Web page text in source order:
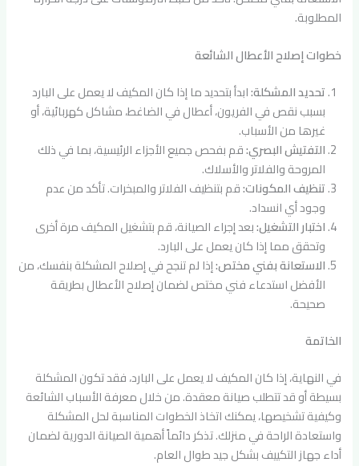
المطلوبة.
خطوات إصلاح الأعطال الشائعة
تحديد المشكلة:ابدأ بتحديد ما إذا كان المكيف لا يعمل على البارد
بسبب نقص في الفريون، أعطال في الضاغط، مشاكل كهربائية، أو
غيرها من الأسباب.
التفتيش البصري:قم بفحص جميع الأجزاء الرئيسية، بما في ذلك
المروحة والفلاتر والأسلاك.
تنظيف المكونات:قم بتنظيف الفلاتر والمبخرات. تأكد من عدم
وجود أي انسداد.
اختبار التشغيل:بعد إجراء الصيانة، قم بتشغيل المكيف مرة أخرى
وتحقق مما إذا كان يعمل على البارد.
الاستعانة بفني مختص:إذا لم تنجح في إصلاح المشكلة بنفسك، من
الأفضل استدعاء فني مختص لضمان إصلاح الأعطال بطريقة
صحيحة.
الخاتمة
في النهاية، إذا كان المكيف لا يعمل على البارد، فقد تكون المشكلة
بسيطة أو قد تتطلب صيانة معقدة. من خلال معرفة الأسباب الشائعة
وكيفية تشخيصها، يمكنك اتخاذ الخطوات المناسبة لحل المشكلة
واستعادة الراحة في منزلك. تذكر دائماً أهمية الصيانة الدورية لضمان
أداء جهاز التكييف بشكل جيد طوال العام.